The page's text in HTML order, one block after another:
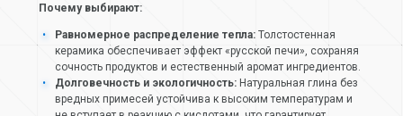
Почему выбирают:
Равномерное распределение тепла: Толстостенная
керамика обеспечивает эффект «русской печи», сохраняя
сочность продуктов и естественный аромат ингредиентов.
Долговечность и экологичность: Натуральная глина без
вредных примесей устойчива к высоким температурам и